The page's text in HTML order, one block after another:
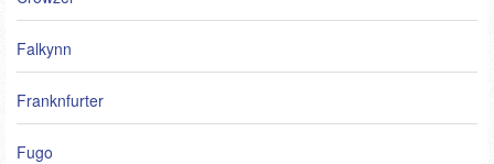
Falkynn
Franknfurter
Fugo